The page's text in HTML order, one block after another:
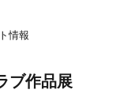
情報
ブ作品展